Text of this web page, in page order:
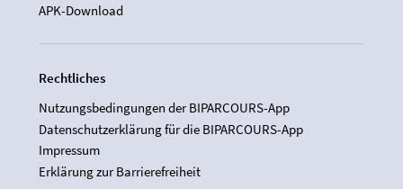
APK-Download
Rechtliches
Nutzungsbedingungen der BIPARCOURS-App
Datenschutzerklärung für die BIPARCOURS-App
Impressum
Erklärung zur Barrierefreiheit